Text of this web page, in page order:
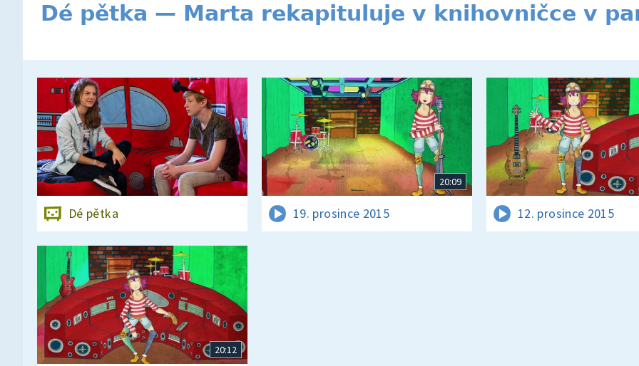
Dé pětka — Marta rekapituluje v knihovničce v
Dé pětka
20:09
19. prosince 2015 12. prosince 2015
20:12